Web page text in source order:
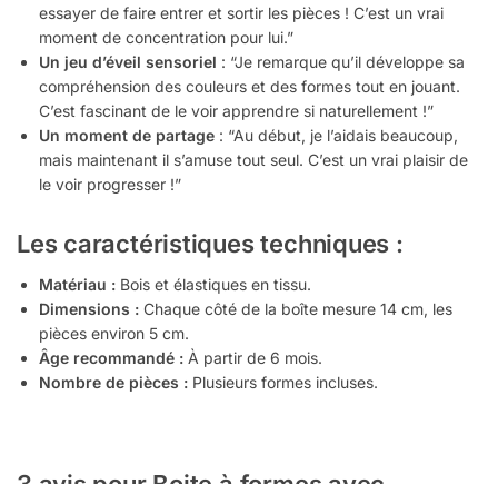
essayer de faire entrer et sortir les pièces ! C’est un vrai
moment de concentration pour lui.”
Un jeu d’éveil sensoriel : “Je remarque qu’il développe sa
compréhension des couleurs et des formes tout en jouant.
C’est fascinant de le voir apprendre si naturellement !”
Un moment de partage : “Au début, je l’aidais beaucoup,
mais maintenant il s’amuse tout seul. C’est un vrai plaisir de
le voir progresser !”
Les caractéristiques techniques :
Matériau : Bois et élastiques en tissu.
Dimensions : Chaque côté de la boîte mesure 14 cm, les
pièces environ 5 cm.
Âge recommandé : À partir de 6 mois.
Nombre de pièces : Plusieurs formes incluses.